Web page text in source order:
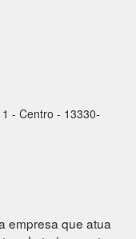
- Centro - 13330-
empresa que atua